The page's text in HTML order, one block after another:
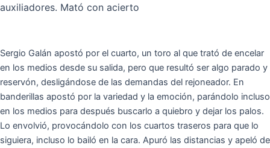
auxiliadores. Mató con acierto
Sergio Galán apostó por el cuarto, un toro al que trató de encelar
en los medios desde su salida, pero que resultó ser algo parado y
reservón, desligándose de las demandas del rejoneador. En
banderillas apostó por la variedad y la emoción, parándolo incluso
en los medios para después buscarlo a quiebro y dejar los palos.
Lo envolvió, provocándolo con los cuartos traseros para que lo
siguiera, incluso lo bailó en la cara. Apuró las distancias y apeló de